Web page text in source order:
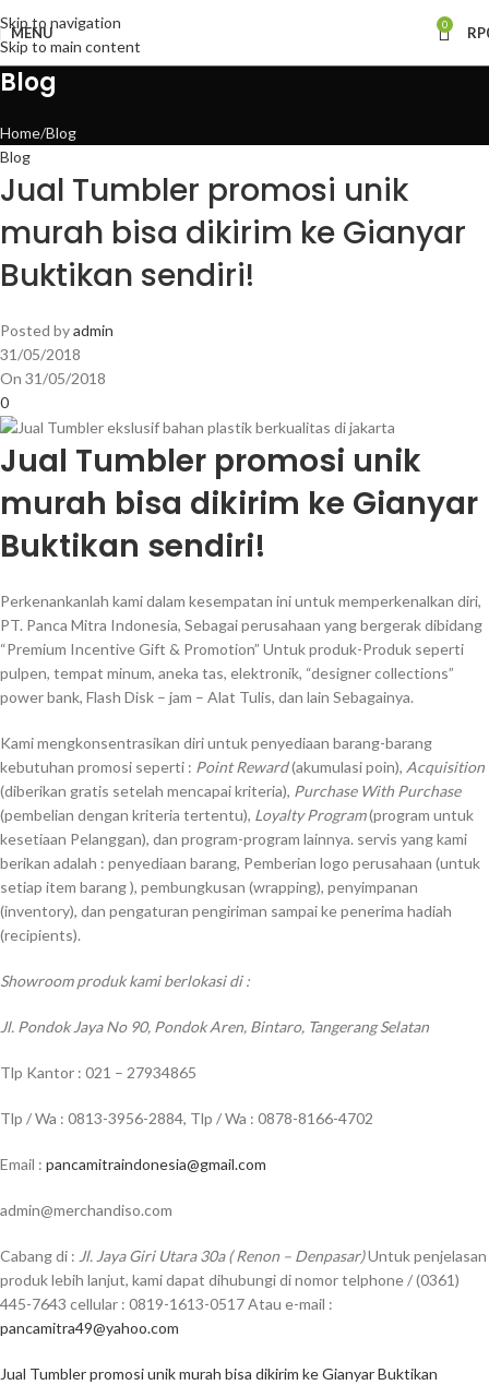
Skip to navigation
Skip to main content
MENU 0 RP
Blog
Home Blog
Blog
Jual Tumbler promosi unik
murah bisa dikirim ke Gianyar
Buktikan sendiri!
Posted byadmin
31/05/2018
On 31/05/2018
0
Jual Tumbler promosi unik
murah bisa dikirim ke Gianyar
Buktikan sendiri!
Perkenankanlah kami dalam kesempatan ini untuk memperkenalkan diri,
PT. Panca Mitra Indonesia, Sebagai perusahaan yang bergerak dibidang
“Premium Incentive Gift & Promotion” Untuk produk-Produk seperti
pulpen, tempat minum, aneka tas, elektronik, “designer collections”
power bank, Flash Disk – jam – Alat Tulis, dan lain Sebagainya.
Kami mengkonsentrasikan diri untuk penyediaan barang-barang
kebutuhan promosi seperti : Point Reward(akumulasi poin), Acquisition
(diberikan gratis setelah mencapai kriteria), Purchase With Purchase
(pembelian dengan kriteria tertentu), Loyalty Program(program untuk
kesetiaan Pelanggan), dan program-program lainnya. servis yang kami
berikan adalah : penyediaan barang, Pemberian logo perusahaan (untuk
setiap item barang ), pembungkusan (wrapping), penyimpanan
(inventory), dan pengaturan pengiriman sampai ke penerima hadiah
(recipients).
Showroom produk kami berlokasi di :
Jl. Pondok Jaya No 90, Pondok Aren, Bintaro, Tangerang Selatan
Tlp Kantor : 021 – 27934865
Tlp / Wa : 0813-3956-2884, Tlp / Wa : 0878-8166-4702
Email : pancamitraindonesia@gmail.com
admin@merchandiso.com
Cabang di : Jl. Jaya Giri Utara 30a ( Renon – Denpasar)Untuk penjelasan
produk lebih lanjut, kami dapat dihubungi di nomor telphone / (0361)
445-7643 cellular : 0819-1613-0517 Atau e-mail :
pancamitra49@yahoo.com
Jual Tumbler promosi unik murah bisa dikirim ke Gianyar Buktikan